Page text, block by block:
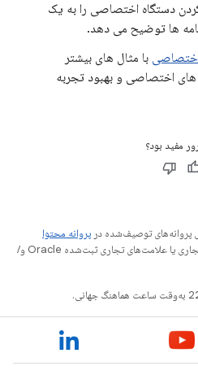
دستگاه اختصاصی را به یک
ها توضیح می دهد.
با مثال های بیشتر
اختصاصی و بهبود تجربه
مفید بود؟
پروانه‌های توصیف‌شده در پروانه محتوا
هستند. جاوا و OpenJDK علامت‌های تجاری یا علامت‌های تجاری ثبت‌شده Oracle و/